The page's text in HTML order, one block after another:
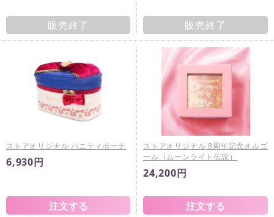
販売終了 販売終了
ストアオリジナル バニティポーチ
6,930円
ストアオリジナル 8周年記念オルゴ
ール（ムーンライト伝説）
24,200円